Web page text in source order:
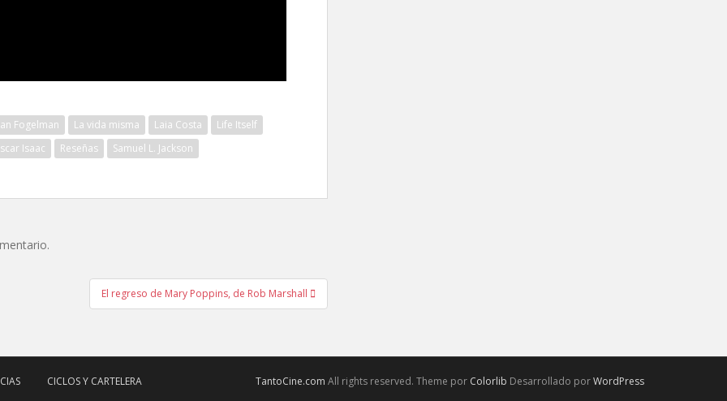
Fogelman La vida misma Laia Costa
Life Itself
Isaac Reseñas Samuel L. Jackson
El regreso de Mary Poppins, de Rob Marshall
CICLOS Y CARTELERA TantoCine.com All rights reserved. Theme por Colorlib Desarrollado porWordPress